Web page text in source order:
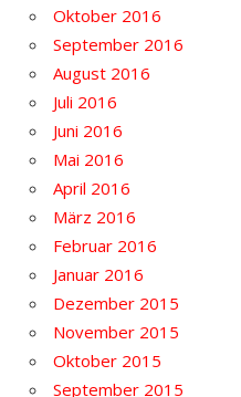
Oktober 2016
September 2016
August 2016
Juli 2016
Juni 2016
Mai 2016
April 2016
März 2016
Februar 2016
Januar 2016
Dezember 2015
November 2015
Oktober 2015
September 2015